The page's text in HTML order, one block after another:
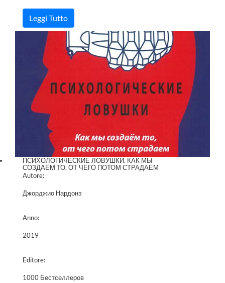
Leggi Tutto
ПСИХОЛОГИЧЕСКИЕ ЛОВУШКИ. КАК МЫ
СОЗДАЕМ ТО, ОТ ЧЕГО ПОТОМ СТРАДАЕМ
Autore:
Джорджио Нардонэ
Anno:
2019
Editore:
1000 Бестселлеров